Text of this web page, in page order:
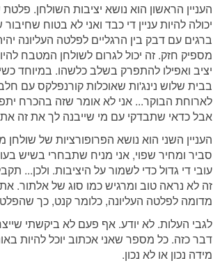
העניין הראשון הוא נושא יציבות השולחן.
יכולה להיות עניין די כבד ואני לא בטוח
ברגים עם דבק בין הרגליים לפלטה העליונה
מספיק חזק. זה יכול לגרום לשולחן המטבח
יציב ואפילו להתפרק בשלב כלשהו. במיוחד
בבית שלוש נינג'ות שאוכלות קורנפלקס עם
לארוחת הבוקר... אני לא אומר שזה בהכרח
אבל כדאי שתבדקי עם מי שייבנה לך את זה את
העניין השני הוא נושא הפרופורציות של
עובי די גדול כדי לשמור על היציבות. ולכן...
זה לא נראה טוב ומרגיש כמו סוג של אלתור.
מדומה לפלטה העליונה, כלומר קנט, כך
לגבי העלות. לא יודע. אף פעם לא ביקשתי
דבר כזה. כל מספר שאני אכתוב יוכל להיות
מידה נכון או לא נכון.